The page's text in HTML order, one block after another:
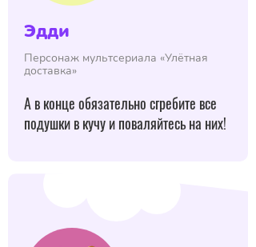
Эдди
Персонаж мультсериала «Улётная
доставка»
А в конце обязательно сгребите все
подушки в кучу и поваляйтесь на них!